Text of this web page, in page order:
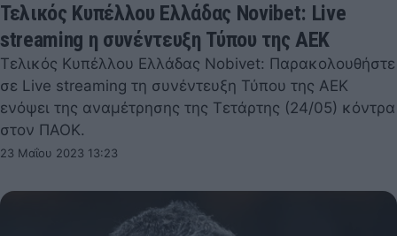
Τελικός Κυπέλλου Ελλάδας Novibet: Live
streaming η συνέντευξη Τύπου της ΑΕΚ
Τελικός Κυπέλλου Ελλάδας Nobivet: Παρακολουθήστε
σε Live streaming τη συνέντευξη Τύπου της ΑΕΚ
ενόψει της αναμέτρησης της Τετάρτης (24/05) κόντρα
στον ΠΑΟΚ.
23 Μαΐου 2023 13:23